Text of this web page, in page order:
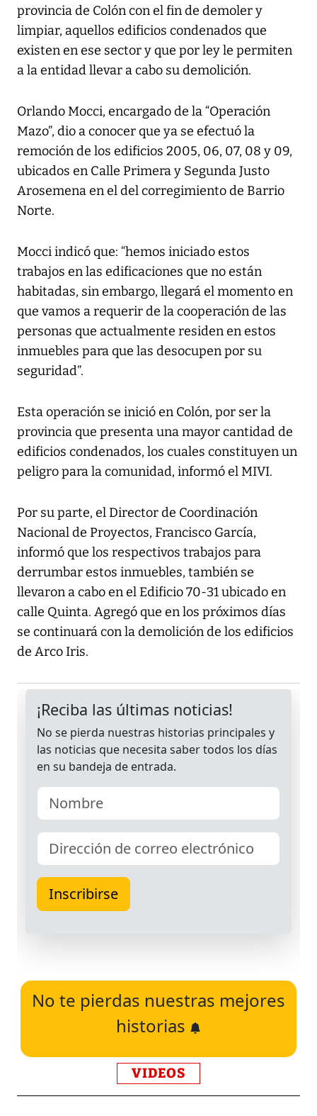
provincia de Colón con el fin de demoler y
limpiar, aquellos edificios condenados que
existen en ese sector y que por ley le permiten
a la entidad llevar a cabo su demolición.
Orlando Mocci, encargado de la “Operación
Mazo”, dio a conocer que ya se efectuó la
remoción de los edificios 2005, 06, 07, 08 y 09,
ubicados en Calle Primera y Segunda Justo
Arosemena en el del corregimiento de Barrio
Norte.
Mocci indicó que: “hemos iniciado estos
trabajos en las edificaciones que no están
habitadas, sin embargo, llegará el momento en
que vamos a requerir de la cooperación de las
personas que actualmente residen en estos
inmuebles para que las desocupen por su
seguridad”.
Esta operación se inició en Colón, por ser la
provincia que presenta una mayor cantidad de
edificios condenados, los cuales constituyen un
peligro para la comunidad, informó el MIVI.
Por su parte, el Director de Coordinación
Nacional de Proyectos, Francisco García,
informó que los respectivos trabajos para
derrumbar estos inmuebles, también se
llevaron a cabo en el Edificio 70-31 ubicado en
calle Quinta. Agregó que en los próximos días
se continuará con la demolición de los edificios
de Arco Iris.
No te pierdas nuestras mejores
historias
VIDEOS